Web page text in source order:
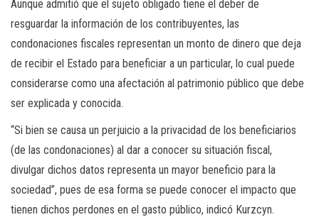
Aunque admitió que el sujeto obligado tiene el deber de
resguardar la información de los contribuyentes, las
condonaciones fiscales representan un monto de dinero que deja
de recibir el Estado para beneficiar a un particular, lo cual puede
considerarse como una afectación al patrimonio público que debe
ser explicada y conocida.
“Si bien se causa un perjuicio a la privacidad de los beneficiarios
(de las condonaciones) al dar a conocer su situación fiscal,
divulgar dichos datos representa un mayor beneficio para la
sociedad”, pues de esa forma se puede conocer el impacto que
tienen dichos perdones en el gasto público, indicó Kurzcyn.